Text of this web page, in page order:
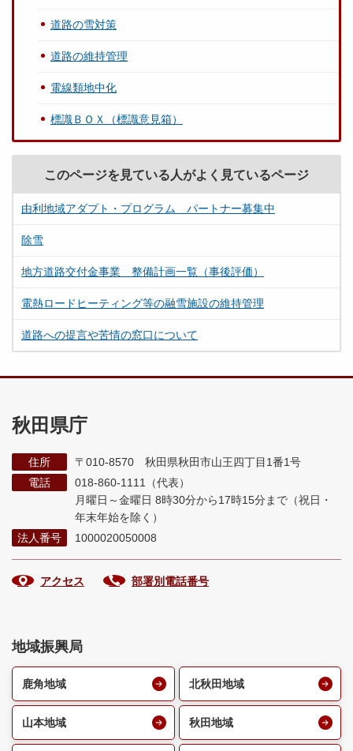
道路の雪対策
道路の維持管理
電線類地中化
標識ＢＯＸ（標識意見箱）
このページを見ている人がよく見ているページ
由利地域アダプト・プログラム パートナー募集中
除雪
地方道路交付金事業 整備計画一覧（事後評価）
電熱ロードヒーティング等の融雪施設の維持管理
道路への提言や苦情の窓口について
秋田県庁
住所
〒010-8570 秋田県秋田市山王四丁目1番1号
電話
018-860-1111（代表）
月曜日～金曜日 8時30分から17時15分まで （祝日・
年末年始を除く）
法人番号
1000020050008
アクセス 部署別電話番号
地域振興局
鹿角地域 北秋田地域
山本地域 秋田地域